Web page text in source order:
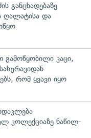
განცხადებაზე
ღალატისა და
გამოწყობილი კაცი,
რომ ყვავი იყო
კოლექციაზე ნაწილ-